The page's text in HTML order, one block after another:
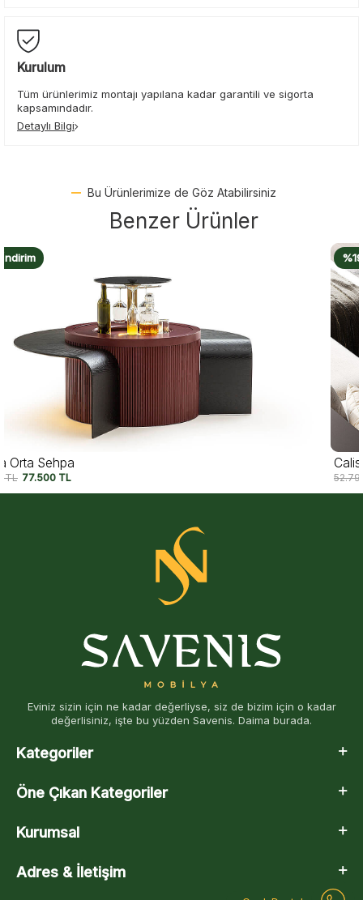
Kurulum
Tüm ürünlerimiz montajı yapılana kadar garantili ve sigorta
kapsamındadır.
Detaylı Bilgi
Bu Ürünlerimize de Göz Atabilirsiniz
Benzer Ürünler
%19 İndirim
Calista Orta Sehpa
52.790TL 42.500
Eviniz sizin için ne kadar değerliyse, siz de bizim için o kadar
değerlisiniz, işte bu yüzden Savenis. Daima burada.
Kategoriler
Öne Çıkan Kategoriler
Kurumsal
Adres & İletişim